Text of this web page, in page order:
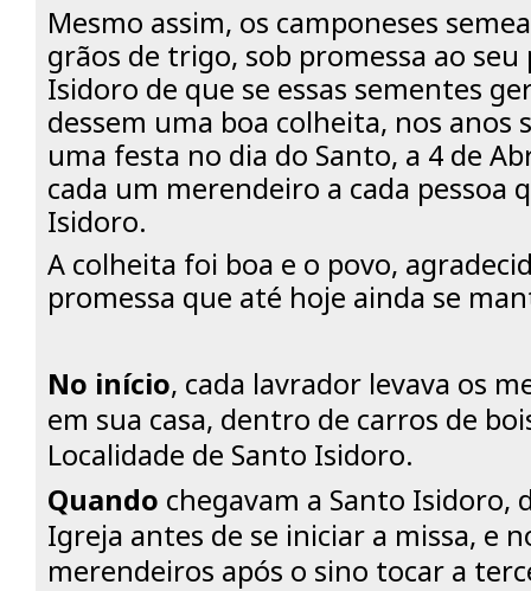
Mesmo assim, os camponeses
grãos de trigo, sob promessa ao
Isidoro de que se essas sementes
dessem uma boa colheita, nos anos
uma festa no dia do Santo, a 4 de
cada um merendeiro a cada pessoa
Isidoro.
A colheita foi boa e o povo,
promessa que até hoje ainda se
No início, cada lavrador levava os
em sua casa, dentro de carros de
Localidade de Santo Isidoro.
Quando chegavam a Santo Isidoro,
Igreja antes de se iniciar a missa, e
merendeiros após o sino tocar a